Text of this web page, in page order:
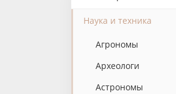
Наука и техника
Агрономы
Археологи
Астрономы